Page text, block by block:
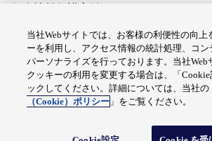
アクセシビリティへの対応
Cookie設
総合サイトマップ
© Fuji Electric Co., Ltd.
当社Webサイトでは、お客様の利便性の向上
ーを利用し、アクセス情報の統計処理、コ
パーソナライズを行っております。当社Web
クッキーの利用を変更する場合は、「Cookie
ックしてください。詳細については、当社の
（Cookie）ポリシー 」をご覧ください。